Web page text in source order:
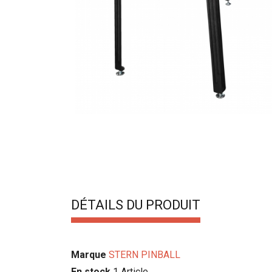
DÉTAILS DU PRODUIT
Marque STERN PINBALL